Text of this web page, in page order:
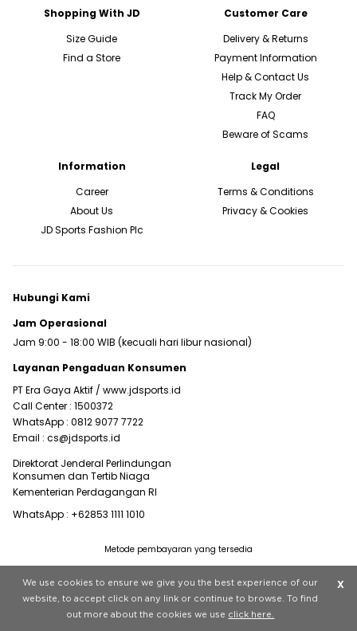
Shopping With JD
Size Guide
Find a Store
Customer Care
Delivery & Returns
Payment Information
Help & Contact Us
Track My Order
FAQ
Beware of Scams
Information
Career
About Us
JD Sports Fashion Plc
Legal
Terms & Conditions
Privacy & Cookies
Hubungi Kami
Jam Operasional
Jam 9:00 - 18:00 WIB (kecuali hari libur nasional)
Layanan Pengaduan Konsumen
PT Era Gaya Aktif / www.jdsports.id
Call Center : 1500372
WhatsApp : 0812 9077 7722
Email : cs@jdsports.id
Direktorat Jenderal Perlindungan
Konsumen dan Tertib Niaga
Kementerian Perdagangan RI
WhatsApp : +62853 1111 1010
Copyright © 2022 JD Sports All rights reserved.
Metode pembayaran yang tersedia
We use cookies to ensure we give you the best experience of our
website, to accept click on any link or continue to browse. To find
out more about the cookies we use click here.
X